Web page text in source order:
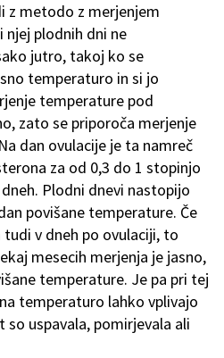
z metodo z merjenjem
njej plodnih dni ne
jutro, takoj ko se
temperaturo in si jo
temperature pod
zato se priporoča merjenje
dan ovulacije je ta namreč
za od 0,3 do 1 stopinjo
Plodni dnevi nastopijo
povišane temperature. Če
v dneh po ovulaciji, to
mesecih merjenja je jasno,
temperature. Je pa pri tej
temperaturo lahko vplivajo
uspavala, pomirjevala ali